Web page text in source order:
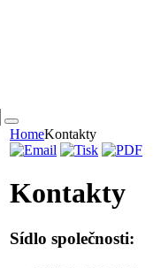
HomeKontakty
Kontakty
Sídlo společnosti: